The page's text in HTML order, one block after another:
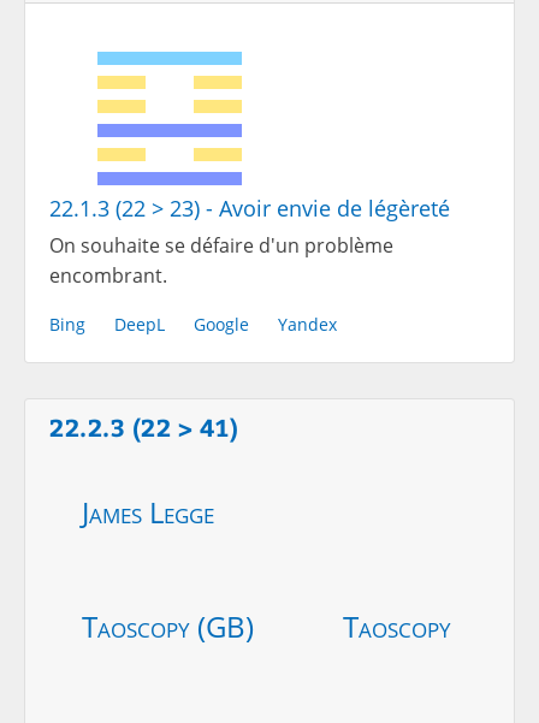
22.1.3 (22 > 23) - Avoir envie de légèreté
On souhaite se défaire d'un problème
encombrant.
Bing DeepL Google Yandex
22.2.3 (22 > 41)
James Legge
Taoscopy (GB) Taoscopy